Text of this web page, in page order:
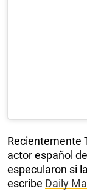
Recientemente
actor español
especularon si
escribe Daily